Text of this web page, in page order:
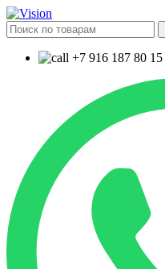
+7 916 187 80 15